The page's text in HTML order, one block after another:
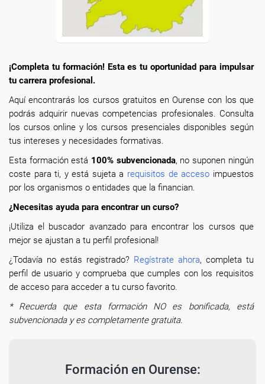
¡Completa tu formación! Esta es tu oportunidad para impulsar
tu carrera profesional.
Aquí encontrarás los cursos gratuitos en Ourense con los que
podrás adquirir nuevas competencias profesionales. Consulta
los cursos online y los cursos presenciales disponibles según
tus intereses y necesidades formativas.
Esta formación está 100% subvencionada, no suponen ningún
coste para ti, y está sujeta a requisitos de acceso impuestos
por los organismos o entidades que la financian.
¿Necesitas ayuda para encontrar un curso?
¡Utiliza el buscador avanzado para encontrar los cursos que
mejor se ajustan a tu perfil profesional!
¿Todavía no estás registrado? Regístrate ahora, completa tu
perfil de usuario y comprueba que cumples con los requisitos
de acceso para acceder a tu curso favorito.
* Recuerda que esta formación NO es bonificada, está
subvencionada y es completamente gratuita.
Formación en Ourense: